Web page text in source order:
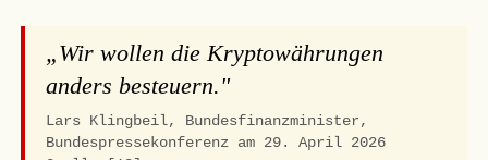
„Wir wollen die Kryptowährungen
anders besteuern."
Lars Klingbeil, Bundesfinanzminister,
Bundespressekonferenz am 29. April 2026